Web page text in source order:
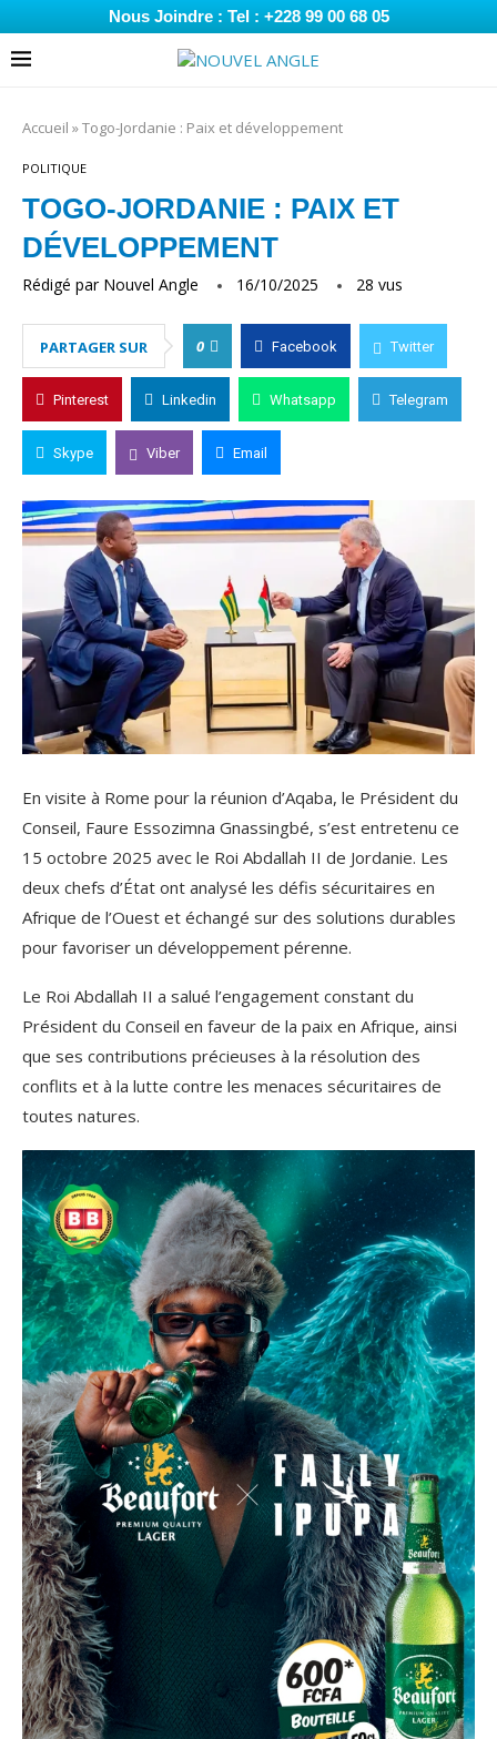
Nous Joindre : Tel : +228 99 00 68 05
Accueil »Togo-Jordanie : Paix et développement
POLITIQUE
TOGO-JORDANIE : PAIX ET
DÉVELOPPEMENT
Rédigé par Nouvel Angle 16/10/2025 28 vus
PARTAGER SUR 0 Facebook Twitter
Pinterest Linkedin Whatsapp Telegram
Skype Viber Email
En visite à Rome pour la réunion d’Aqaba, le Président du
Conseil, Faure Essozimna Gnassingbé, s’est entretenu ce
15 octobre 2025 avec le Roi Abdallah II de Jordanie. Les
deux chefs d’État ont analysé les défis sécuritaires en
Afrique de l’Ouest et échangé sur des solutions durables
pour favoriser un développement pérenne.
Le Roi Abdallah II a salué l’engagement constant du
Président du Conseil en faveur de la paix en Afrique, ainsi
que ses contributions précieuses à la résolution des
conflits et à la lutte contre les menaces sécuritaires de
toutes natures.